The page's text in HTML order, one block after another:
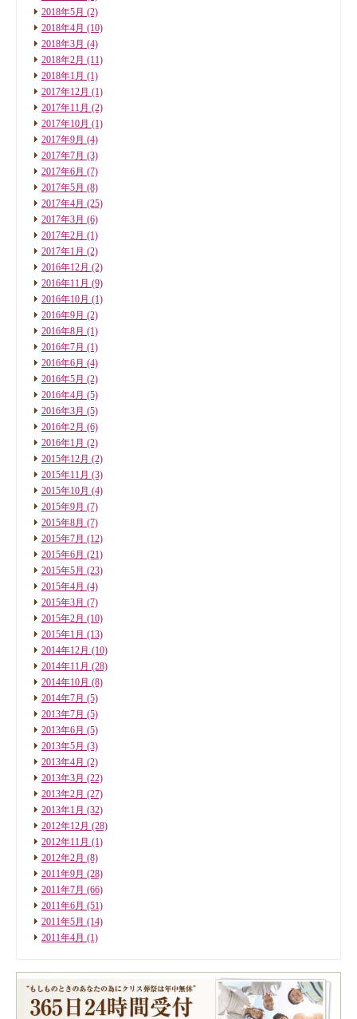
2018年5月 (2)
2018年4月 (10)
2018年3月 (4)
2018年2月 (11)
2018年1月 (1)
2017年12月 (1)
2017年11月 (2)
2017年10月 (1)
2017年9月 (4)
2017年7月 (3)
2017年6月 (7)
2017年5月 (8)
2017年4月 (25)
2017年3月 (6)
2017年2月 (1)
2017年1月 (2)
2016年12月 (2)
2016年11月 (9)
2016年10月 (1)
2016年9月 (2)
2016年8月 (1)
2016年7月 (1)
2016年6月 (4)
2016年5月 (2)
2016年4月 (5)
2016年3月 (5)
2016年2月 (6)
2016年1月 (2)
2015年12月 (2)
2015年11月 (3)
2015年10月 (4)
2015年9月 (7)
2015年8月 (7)
2015年7月 (12)
2015年6月 (21)
2015年5月 (23)
2015年4月 (4)
2015年3月 (7)
2015年2月 (10)
2015年1月 (13)
2014年12月 (10)
2014年11月 (28)
2014年10月 (8)
2014年7月 (5)
2013年7月 (5)
2013年6月 (5)
2013年5月 (3)
2013年4月 (2)
2013年3月 (22)
2013年2月 (27)
2013年1月 (32)
2012年12月 (28)
2012年11月 (1)
2012年2月 (8)
2011年9月 (28)
2011年7月 (66)
2011年6月 (51)
2011年5月 (14)
2011年4月 (1)